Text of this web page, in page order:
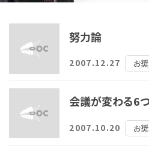
努力論
2007.12.27 お
会議が変わる6
2007.10.20 お